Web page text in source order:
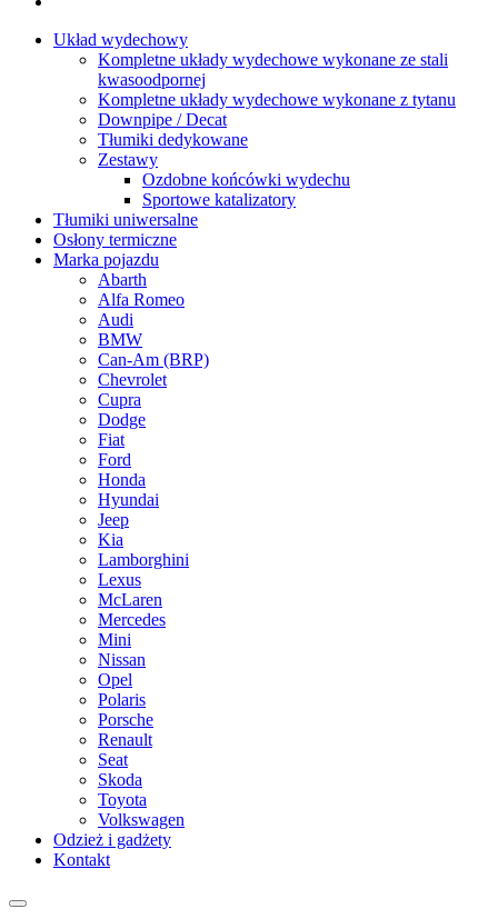
Układ wydechowy
Kompletne układy wydechowe wykonane ze stali
kwasoodpornej
Kompletne układy wydechowe wykonane z tytanu
Downpipe / Decat
Tłumiki dedykowane
Zestawy
Ozdobne końcówki wydechu
Sportowe katalizatory
Tłumiki uniwersalne
Osłony termiczne
Marka pojazdu
Abarth
Alfa Romeo
Audi
BMW
Can-Am (BRP)
Chevrolet
Cupra
Dodge
Fiat
Ford
Honda
Hyundai
Jeep
Kia
Lamborghini
Lexus
McLaren
Mercedes
Mini
Nissan
Opel
Polaris
Porsche
Renault
Seat
Skoda
Toyota
Volkswagen
Odzież i gadżety
Kontakt